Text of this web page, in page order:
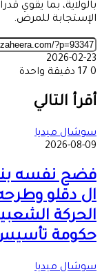
بالولاية، بما يقوي
الإستجابة للمرض.
2026-02-23
0
دقيقة واحدة
عبر
البريد
أقرأ التالي
سوشال ميديا
2026-08-09
فضح نفسه
ال دقلو
الحركة
حكومة
سوشال ميديا